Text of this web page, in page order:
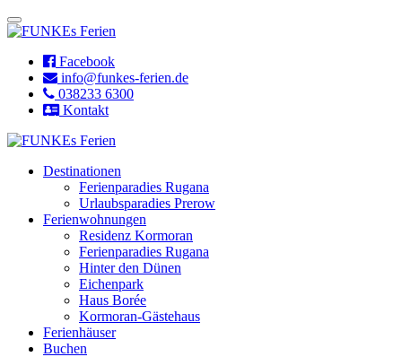
Facebook
info@funkes-ferien.de
038233 6300
Kontakt
Destinationen
Ferienparadies Rugana
Urlaubsparadies Prerow
Ferienwohnungen
Residenz Kormoran
Ferienparadies Rugana
Hinter den Dünen
Eichenpark
Haus Borée
Kormoran-Gästehaus
Ferienhäuser
Buchen